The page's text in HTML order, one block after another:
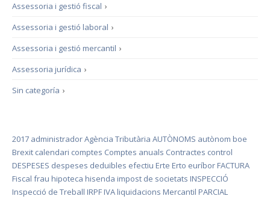
›
Assessoria i gestió fiscal
›
Assessoria i gestió laboral
›
Assessoria i gestió mercantil
›
Assessoria jurídica
›
Sin categoría
2017 administradorAgència Tributària AUTÒNOMS autònom boe
Brexit calendari comptes Comptes anuals Contractes control
DESPESES despeses deduïbles efectiu Erte Erto euríbor FACTURA
Fiscal frau hipoteca hisenda impost de societats INSPECCIÓ
Inspecció de Treball IRPF IVA liquidacions Mercantil PARCIAL